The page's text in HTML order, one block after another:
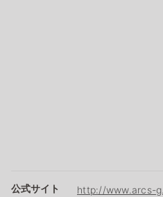
公式サイト
http://www.arcs-